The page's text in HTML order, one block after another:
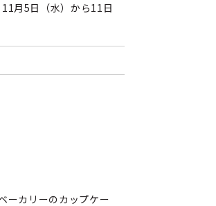
月5日（水）から11日
ーカリーのカップケー